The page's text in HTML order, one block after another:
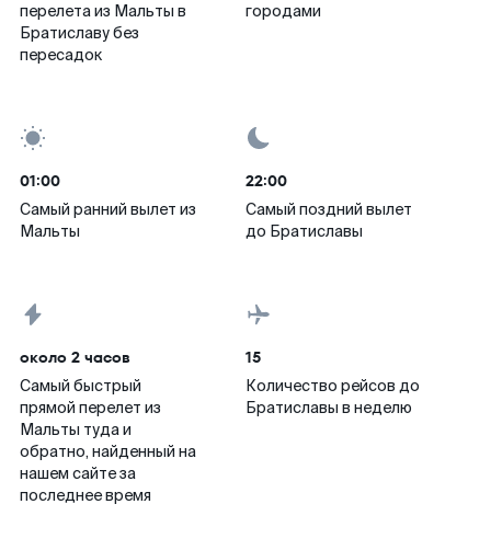
перелета из Мальты в
Братиславу без
пересадок
городами
01:00
Самый ранний вылет из
Мальты
22:00
Самый поздний вылет
до Братиславы
около 2 часов
Самый быстрый
прямой перелет из
Мальты туда и
обратно, найденный на
нашем сайте за
последнее время
15
Количество рейсов до
Братиславы в неделю